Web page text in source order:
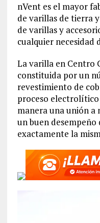
nVent es el mayor
de varillas de tierra
de varillas y
cualquier necesidad
La varilla en Centro
constituida por un
revestimiento de
proceso
manera una unión a
un buen
exactamente la